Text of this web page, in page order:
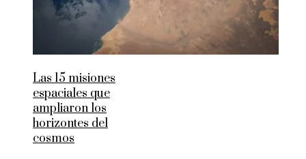
Las 15 misiones
espaciales que
ampliaron los
horizontes del
cosmos